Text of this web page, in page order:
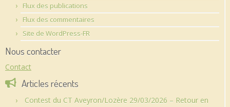
Flux des publications
Flux des commentaires
Site de WordPress-FR
Nous contacter
Contact
Articles récents
Contest du CT Aveyron/Lozère 29/03/2026 – Retour en